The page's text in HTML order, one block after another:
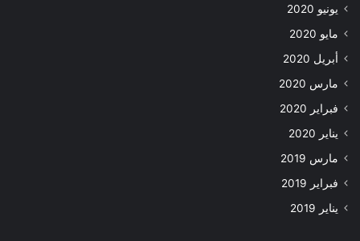
يونيو 2020
مايو 2020
أبريل 2020
مارس 2020
فبراير 2020
يناير 2020
مارس 2019
فبراير 2019
يناير 2019